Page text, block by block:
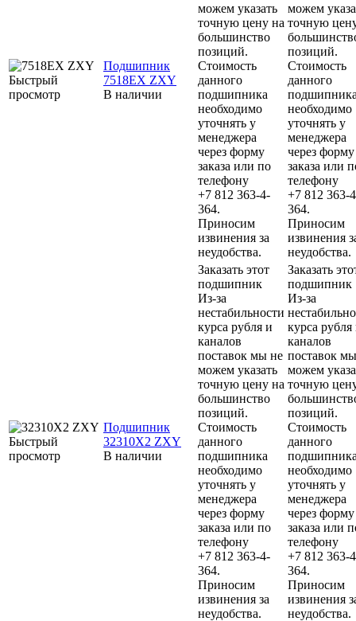
Быстрый
просмотр
Подшипник
7518EX ZXY
В наличии
можем указать
точную цену на
большинство
позиций.
Стоимость
данного
подшипника
необходимо
уточнять у
менеджера
через форму
заказа или по
телефону
+7 812 363-4-
364.
Приносим
извинения за
неудобства.
можем
точную
позиций.
Стоимость
данного
необходимо
уточнять у
менеджера
через форму
заказа или
телефону
+7 812 363-
364.
Приносим
извинения
неудобства.
Быстрый
просмотр
Подшипник
32310X2 ZXY
В наличии
Заказать этот
подшипник
Из-за
нестабильности
курса рубля и
каналов
поставок мы не
можем указать
точную цену на
большинство
позиций.
Стоимость
данного
подшипника
необходимо
уточнять у
менеджера
через форму
заказа или по
телефону
+7 812 363-4-
364.
Приносим
извинения за
неудобства.
Заказать
подшипник
Из-за
курса рубля
каналов
поставок
можем
точную
позиций.
Стоимость
данного
необходимо
уточнять у
менеджера
через форму
заказа или
телефону
+7 812 363-
364.
Приносим
извинения
неудобства.